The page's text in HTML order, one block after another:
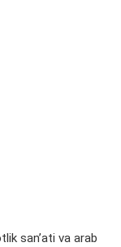
sanʼati va arab